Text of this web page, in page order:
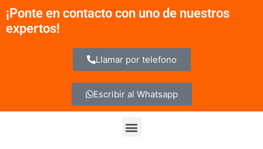
contenido
¡Ponte en contacto con uno de nuestros
expertos!
Llamar por telefono
Escribir al Whatsapp
Menu